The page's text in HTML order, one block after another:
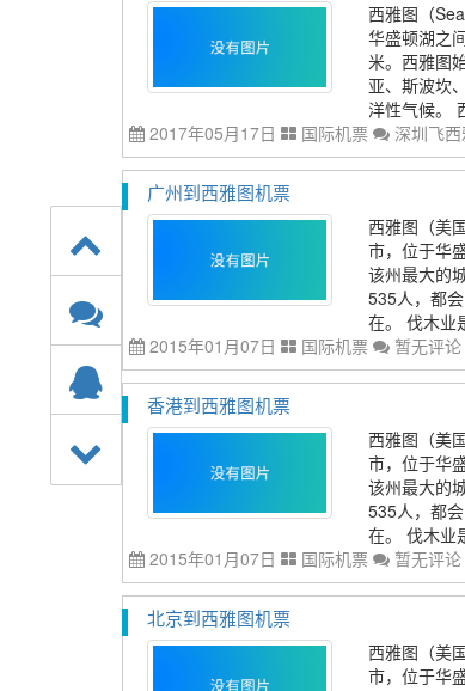
西雅图（
华盛顿湖之
米。西雅图
亚、斯波坎
洋性气候。
2017年05月17日
国际机票 深圳飞
广州到西雅图机票
西雅图（美
市，位于华
该州最大的
535人，都
在。 伐木业
2015年01月07日
国际机票 暂无评论
香港到西雅图机票
西雅图（美
市，位于华
该州最大的
535人，都
在。 伐木业
2015年01月07日
国际机票 暂无评论
北京到西雅图机票
西雅图（美
市，位于华